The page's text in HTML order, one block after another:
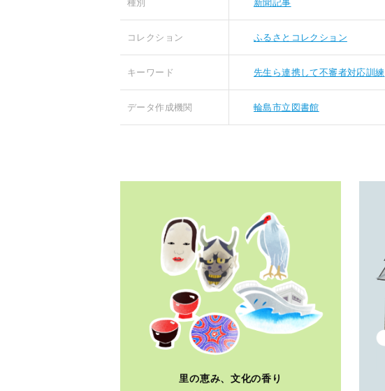
種別 新聞記事
コレクション ふるさとコレクション
キーワード 先生ら連携して不審者対応訓練
データ作成機関 輪島市立図書館
里の恵み、文化の香り